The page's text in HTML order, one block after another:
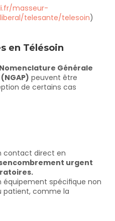
masseur-
telesante/telesoin)
en Télésoin
Nomenclature Générale
peuvent être
de certains cas
contact direct en
urgent
spécifique non